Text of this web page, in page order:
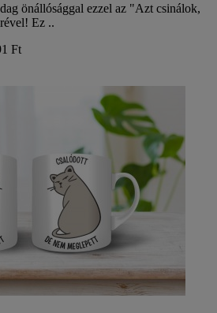
önállósággal ezzel az "Azt csinálok,
Ez ..
Ft